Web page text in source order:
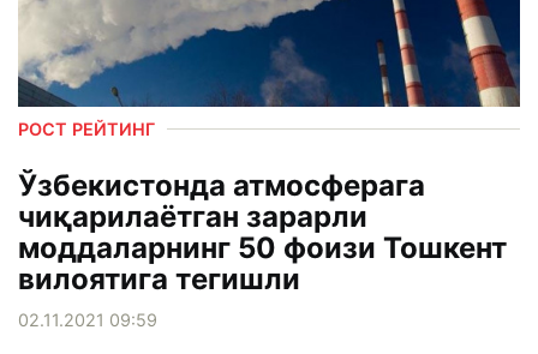
РОСТ РЕЙТИНГ
Ўзбекистонда атмосферага
чиқарилаётган зарарли
моддаларнинг 50 фоизи Тошкент
вилоятига тегишли
02.11.2021 09:59